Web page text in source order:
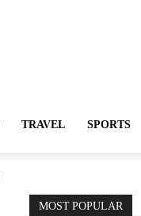
TRAVEL SPORTS
MOST POPULAR